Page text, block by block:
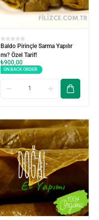
Baldo Pirinçle Sarma Yapılır
mı? Özel Tarif!
₺900,00
ON BACK ORDER